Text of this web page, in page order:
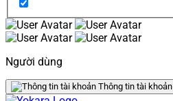
Người dùng
Thông tin tài khoản